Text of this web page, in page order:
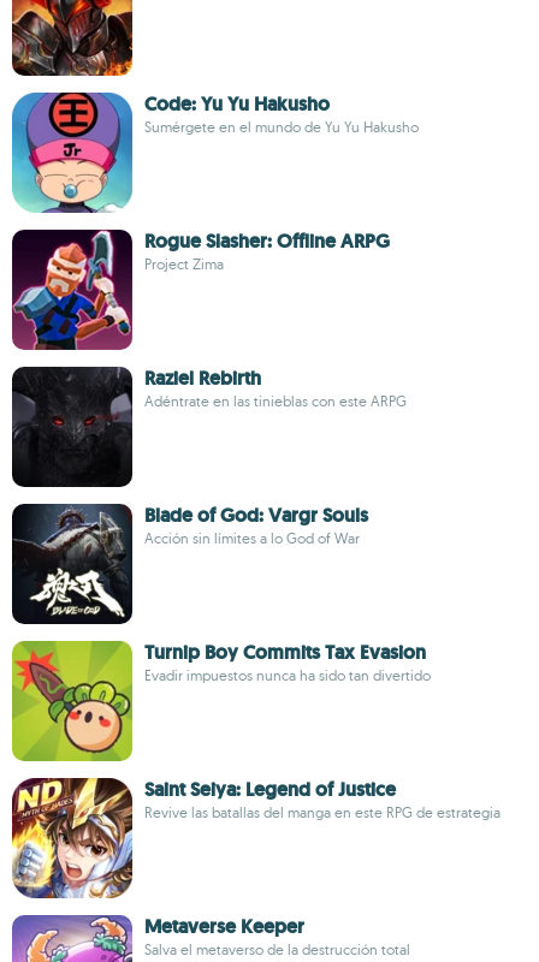
Code: Yu Yu Hakusho
Sumérgete en el mundo de Yu Yu Hakusho
Rogue Slasher: Offline ARPG
Project Zima
Raziel Rebirth
Adéntrate en las tinieblas con este ARPG
Blade of God: Vargr Souls
Acción sin límites a lo God of War
Turnip Boy Commits Tax Evasion
Evadir impuestos nunca ha sido tan divertido
Saint Seiya: Legend of Justice
Revive las batallas del manga en este RPG de estrategia
Metaverse Keeper
Salva el metaverso de la destrucción total